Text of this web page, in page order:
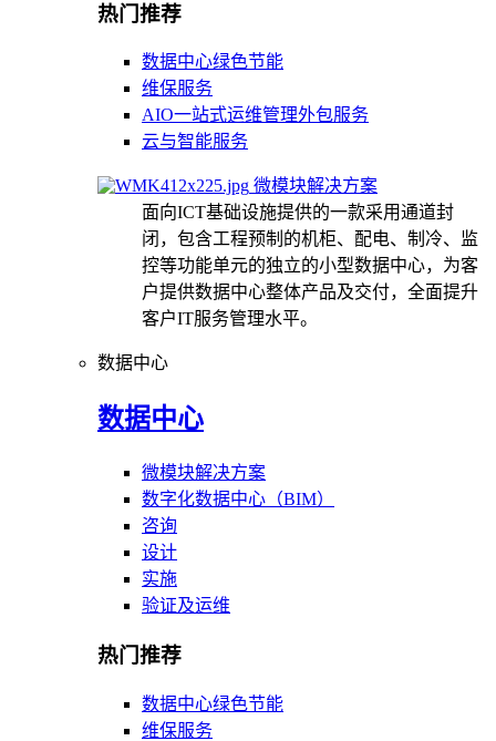
热门推荐
数据中心绿色节能
维保服务
AIO一站式运维管理外包服务
云与智能服务
微模块解决方案
面向ICT基础设施提供的一款采用通道封
闭，包含工程预制的机柜、配电、制冷、监
控等功能单元的独立的小型数据中心，为客
户提供数据中心整体产品及交付，全面提升
客户IT服务管理水平。
数据中心
数据中心
微模块解决方案
数字化数据中心（BIM）
咨询
设计
实施
验证及运维
热门推荐
数据中心绿色节能
维保服务